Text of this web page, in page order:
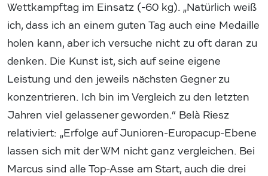
Wettkampftag im Einsatz (-60 kg). „Natürlich weiß
ich, dass ich an einem guten Tag auch eine Medaille
holen kann, aber ich versuche nicht zu oft daran zu
denken. Die Kunst ist, sich auf seine eigene
Leistung und den jeweils nächsten Gegner zu
konzentrieren. Ich bin im Vergleich zu den letzten
Jahren viel gelassener geworden.“ Belà Riesz
relativiert: „Erfolge auf Junioren-Europacup-Ebene
lassen sich mit der WM nicht ganz vergleichen. Bei
Marcus sind alle Top-Asse am Start, auch die drei